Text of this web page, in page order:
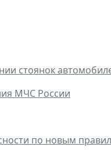
стоянок
МЧС России
по новым